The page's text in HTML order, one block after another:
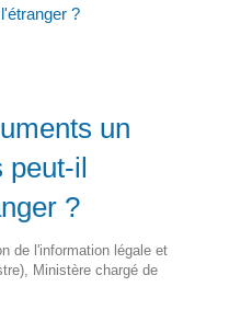
?
un
peut-il
?
de l'information légale et
Ministère chargé de